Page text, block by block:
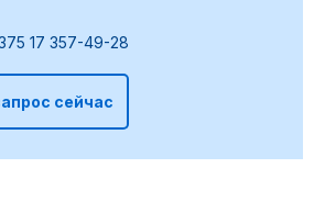
17 357-49-28
сейчас